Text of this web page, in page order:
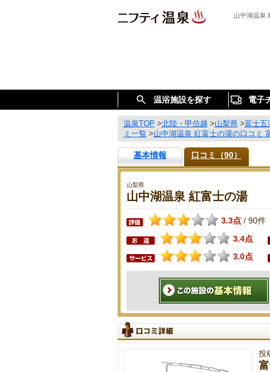
山中湖温泉
温浴施設を探す 電子
温泉TOP >北陸・甲信越 >山梨県>富士五
ミ一覧 >山中湖温泉 紅富士の湯の口コミ
基本情報 口コミ（90）
山梨県
山中湖温泉 紅富士の湯
3.3点 / 90件
3.4点
3.0点
投